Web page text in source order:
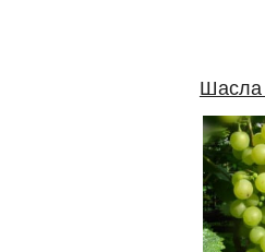
Шасла